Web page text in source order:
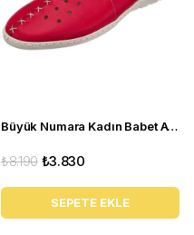
Büyük Numara Kadın Babet Ayakkabı PR 2211 Kırmızı
₺3.830
₺8.190
SEPETE EKLE